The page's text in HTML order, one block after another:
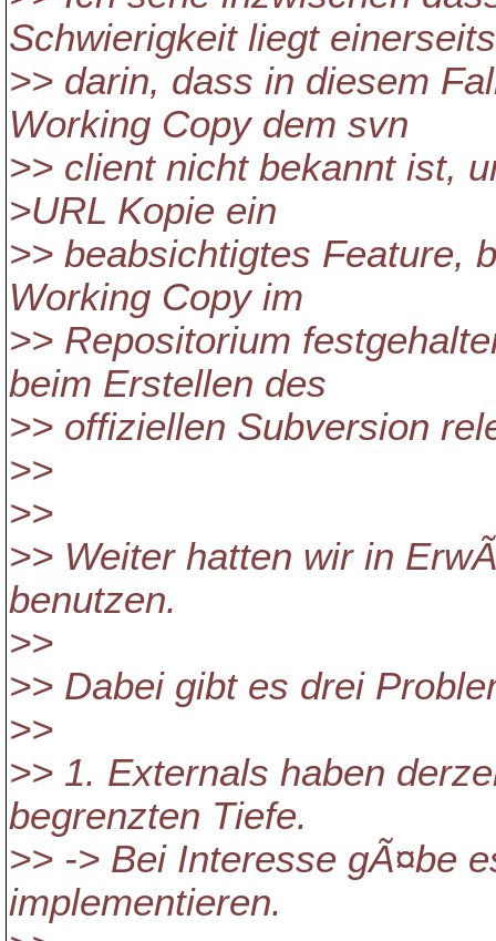
Schwierigkeit liegt einerseits
>> darin, dass in diesem
Working Copy dem svn
>> client nicht bekannt ist,
>URL Kopie ein
>> beabsichtigtes Feature,
Working Copy im
>> Repositorium
beim Erstellen des
>> offiziellen Subversion
>>
>>
>> Weiter hatten wir in
benutzen.
>>
>> Dabei gibt es drei
>>
>> 1. Externals haben
begrenzten Tiefe.
>> -> Bei Interesse gÃ¤be
implementieren.